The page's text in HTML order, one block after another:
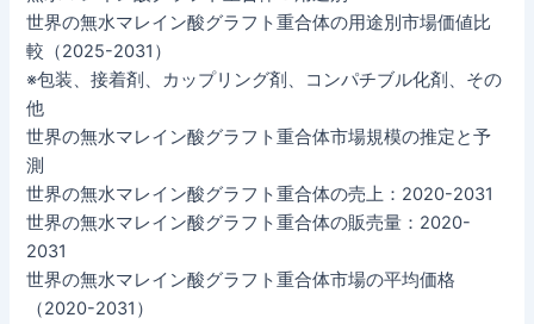
世界の無水マレイン酸グラフト重合体の用途別市場価値比
較（2025-2031）
※包装、接着剤、カップリング剤、コンパチブル化剤、その
他
世界の無水マレイン酸グラフト重合体市場規模の推定と予
測
世界の無水マレイン酸グラフト重合体の売上：2020-2031
世界の無水マレイン酸グラフト重合体の販売量：2020-
2031
世界の無水マレイン酸グラフト重合体市場の平均価格
（2020-2031）